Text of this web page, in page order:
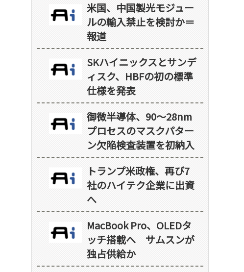
米国、中国製光モジュー
ルの輸入禁止を検討か＝
報道
SKハイニックスとサンデ
ィスク、HBFの初の標準
仕様を発表
御微半導体、90～28nm
プロセスのマスクパター
ン欠陥検査装置を初納入
トランプ米政権、再び7
社のハイテク企業に出資
へ
MacBook Pro、OLEDタ
ッチ搭載へ サムスンが
独占供給か